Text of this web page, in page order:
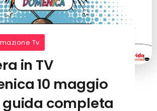
Tv
in TV
10 maggio
guida completa